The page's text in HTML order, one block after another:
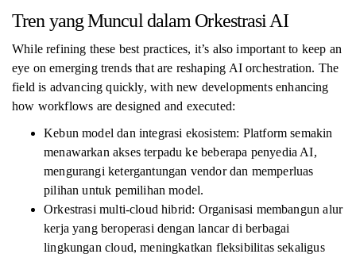
Tren yang Muncul dalam Orkestrasi AI
While refining these best practices, it’s also important to keep an
eye on emerging trends that are reshaping AI orchestration. The
field is advancing quickly, with new developments enhancing
how workflows are designed and executed:
Kebun model dan integrasi ekosistem: Platform semakin
menawarkan akses terpadu ke beberapa penyedia AI,
mengurangi ketergantungan vendor dan memperluas
pilihan untuk pemilihan model.
Orkestrasi multi-cloud hibrid: Organisasi membangun alur
kerja yang beroperasi dengan lancar di berbagai
lingkungan cloud, meningkatkan fleksibilitas sekaligus